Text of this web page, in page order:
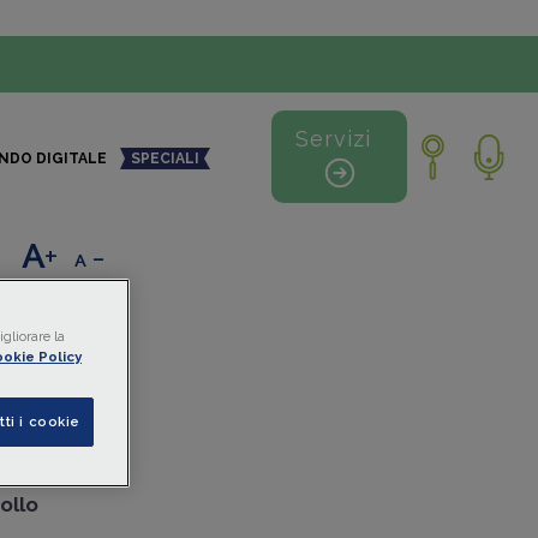
DIGITALE SPECIALI
Servizi
le
+ -
la
Policy
i cookie